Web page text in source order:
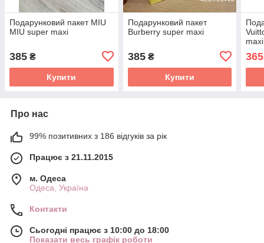
Подарунковий пакет MIU
MIU super maxi
385 ₴
Купити
Подарунковий пакет
Burberry super mахi
385₴
Купити
maxi
Про нас
99% позитивних з 186 відгуків за рік
Працює з 21.11.2015
м. Одеса
Одеса, Україна
Контакти
Сьогодні працює з 10:00 до 18:00
Показати весь графік роботи